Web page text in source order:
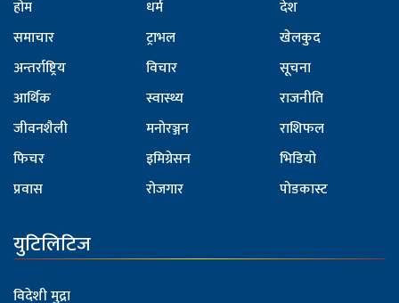
होम
समाचार
अन्तर्राष्ट्रिय
आर्थिक
जीवनशैली
फिचर
प्रवास
धर्म
ट्राभल
विचार
स्वास्थ्य
मनोरञ्जन
इमिग्रेसन
रोजगार
देश
खेलकुद
सूचना
राजनीति
राशिफल
भिडियो
पोडकास्ट
युटिलिटिज
विदेशी मुद्रा